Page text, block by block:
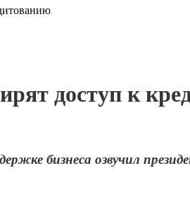
доступ к
бизнеса озвучил